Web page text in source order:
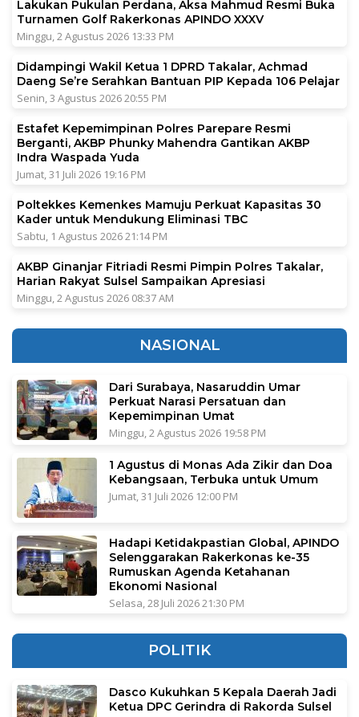
Lakukan Pukulan Perdana, Aksa Mahmud Resmi Buka
Turnamen Golf Rakerkonas APINDO XXXV
Minggu, 2 Agustus 2026 13:33 PM
Didampingi Wakil Ketua 1 DPRD Takalar, Achmad
Daeng Se’re Serahkan Bantuan PIP Kepada 106 Pelajar
Senin, 3 Agustus 2026 20:55 PM
Estafet Kepemimpinan Polres Parepare Resmi
Berganti, AKBP Phunky Mahendra Gantikan AKBP
Indra Waspada Yuda
Jumat, 31 Juli 2026 19:16 PM
Poltekkes Kemenkes Mamuju Perkuat Kapasitas 30
Kader untuk Mendukung Eliminasi TBC
Sabtu, 1 Agustus 2026 21:14 PM
AKBP Ginanjar Fitriadi Resmi Pimpin Polres Takalar,
Harian Rakyat Sulsel Sampaikan Apresiasi
Minggu, 2 Agustus 2026 08:37 AM
NASIONAL
Dari Surabaya, Nasaruddin Umar
Perkuat Narasi Persatuan dan
Kepemimpinan Umat
Minggu, 2 Agustus 2026 19:58 PM
1 Agustus di Monas Ada Zikir dan Doa
Kebangsaan, Terbuka untuk Umum
Jumat, 31 Juli 2026 12:00 PM
Hadapi Ketidakpastian Global, APINDO
Selenggarakan Rakerkonas ke-35
Rumuskan Agenda Ketahanan
Ekonomi Nasional
Selasa, 28 Juli 2026 21:30 PM
POLITIK
Dasco Kukuhkan 5 Kepala Daerah Jadi
Ketua DPC Gerindra di Rakorda Sulsel